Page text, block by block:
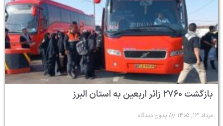
بازگشت ۲۷۶۰ زائر اربعین به استان البرز
مرداد ۱۳, ۱۴۰۵ بدون دیدگاه